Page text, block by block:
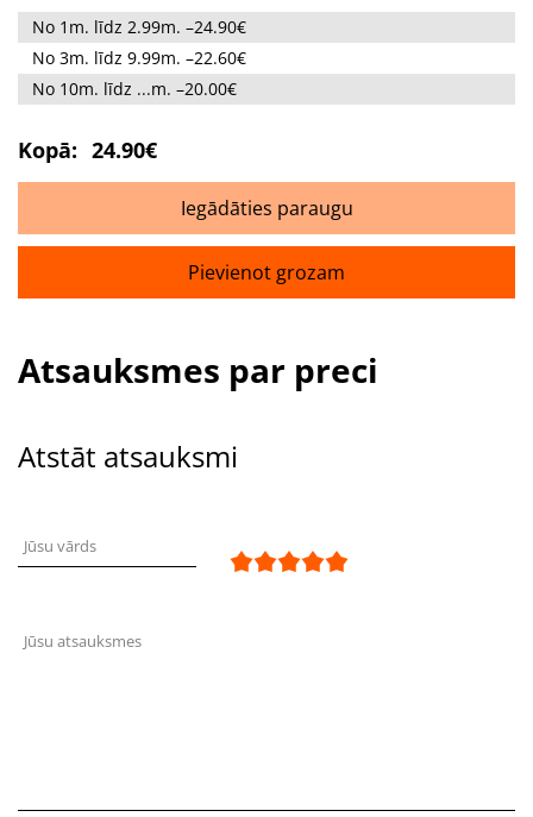
No 1m. līdz 2.99m. –24.90€
No 3m. līdz 9.99m. –22.60€
No 10m. līdz ...m. –20.00€
Kopā: 24.90€
Iegādāties paraugu
Pievienot grozam
Atsauksmes par preci
Atstāt atsauksmi
Jūsu vārds
Jūsu atsauksmes